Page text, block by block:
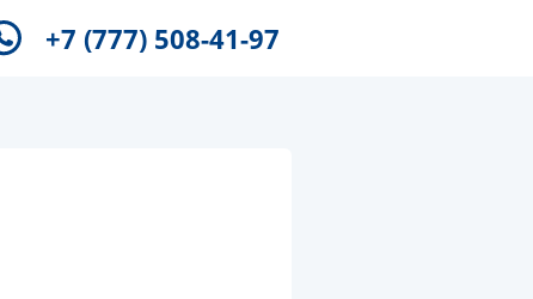
+7 (777) 508-41-97